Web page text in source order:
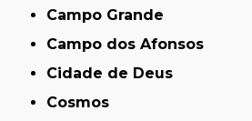
Campo Grande
Campo dos Afonsos
Cidade de Deus
Cosmos